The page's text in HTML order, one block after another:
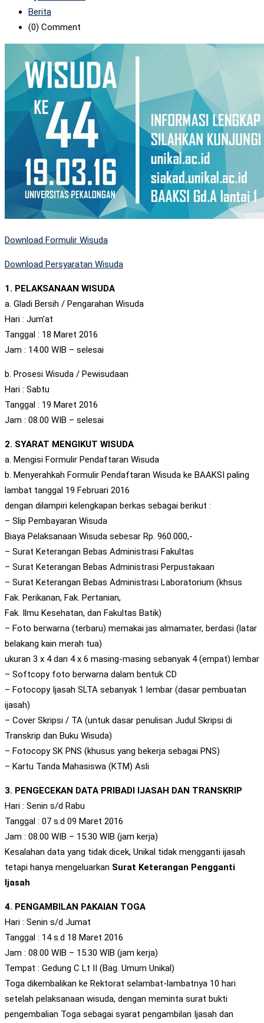
Berita
(0) Comment
Download Formulir Wisuda
Download Persyaratan Wisuda
1. PELAKSANAAN WISUDA
a. Gladi Bersih / Pengarahan Wisuda
Hari : Jum’at
Tanggal : 18 Maret 2016
Jam : 14.00 WIB – selesai
b. Prosesi Wisuda / Pewisudaan
Hari : Sabtu
Tanggal : 19 Maret 2016
Jam : 08.00 WIB – selesai
2. SYARAT MENGIKUT WISUDA
a. Mengisi Formulir Pendaftaran Wisuda
b. Menyerahkah Formulir Pendaftaran Wisuda ke BAAKSI paling
lambat tanggal 19 Februari 2016
dengan dilampiri kelengkapan berkas sebagai berikut :
– Slip Pembayaran Wisuda
Biaya Pelaksanaan Wisuda sebesar Rp. 960.000,-
– Surat Keterangan Bebas Administrasi Fakultas
– Surat Keterangan Bebas Administrasi Perpustakaan
– Surat Keterangan Bebas Administrasi Laboratorium (khsus
Fak. Perikanan, Fak. Pertanian,
Fak. Ilmu Kesehatan, dan Fakultas Batik)
– Foto berwarna (terbaru) memakai jas almamater, berdasi (latar
belakang kain merah tua)
ukuran 3 x 4 dan 4 x 6 masing-masing sebanyak 4 (empat) lembar
– Softcopy foto berwarna dalam bentuk CD
– Fotocopy Ijasah SLTA sebanyak 1 lembar (dasar pembuatan
ijasah)
– Cover Skripsi / TA (untuk dasar penulisan Judul Skripsi di
Transkrip dan Buku Wisuda)
– Fotocopy SK PNS (khusus yang bekerja sebagai PNS)
– Kartu Tanda Mahasiswa (KTM) Asli
3. PENGECEKAN DATA PRIBADI IJASAH DAN TRANSKRIP
Hari : Senin s/d Rabu
Tanggal : 07 s.d 09 Maret 2016
Jam : 08.00 WIB – 15.30 WIB (jam kerja)
Kesalahan data yang tidak dicek, Unikal tidak mengganti ijasah
tetapi hanya mengeluarkan Surat Keterangan Pengganti
Ijasah
4. PENGAMBILAN PAKAIAN TOGA
Hari : Senin s/d Jumat
Tanggal : 14 s.d 18 Maret 2016
Jam : 08.00 WIB – 15.30 WIB (jam kerja)
Tempat : Gedung C Lt II (Bag. Umum Unikal)
Toga dikembalikan ke Rektorat selambat-lambatnya 10 hari
setelah pelaksanaan wisuda, dengan meminta surat bukti
pengembalian Toga sebagai syarat pengambilan Ijasah dan